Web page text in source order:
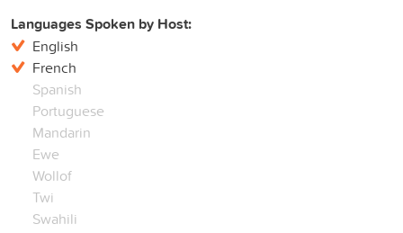
Languages Spoken by Host:
English
French
Spanish
Portuguese
Mandarin
Ewe
Wollof
Twi
Swahili